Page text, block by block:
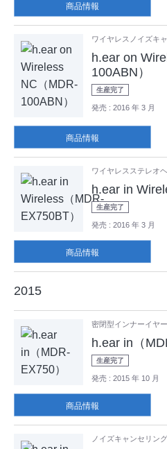
商品情報
ワイヤレスノイズキ
h.ear on
100ABN）
生産完了
発売 : 2016 年 3 月
商品情報
ワイヤレスステレオ
h.ear in
生産完了
発売 : 2016 年 3 月
商品情報
2015
密閉型インナーイヤ
h.ear in（
生産完了
発売 : 2015 年 10 月
商品情報
ノイズキャンセリン